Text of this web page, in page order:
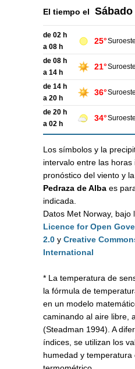
El tiempo el Sábado
de 02 h
a 08 h
25°Suroeste
de 08 h
a 14 h
21°Suroeste
de 14 h
a 20 h
36°Suroeste
de 20 h
a 02 h
34°Suroeste
Los símbolos y la
intervalo entre las horas
pronóstico del viento y
Pedraza de Alba es
indicada.
Datos Met Norway, bajo
Licence for Open
2.0 y Creative
International
* La temperatura de
la fórmula de
en un modelo
caminando al aire libre,
(Steadman 1994). A
índices, se utilizan los
humedad y